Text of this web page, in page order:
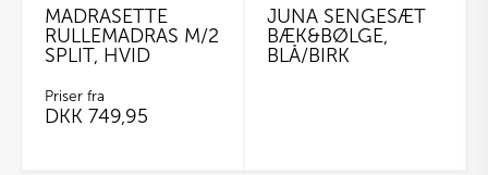
MADRASETTE
RULLEMADRAS M/2
SPLIT, HVID
Priser fra
DKK 749,95
JUNA SENGESÆT
BÆK&BØLGE,
BLÅ/BIRK